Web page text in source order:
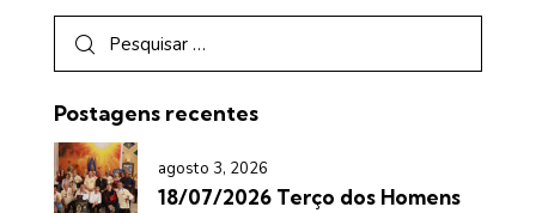
Postagens recentes
agosto 3, 2026
18/07/2026 Terço dos Homens